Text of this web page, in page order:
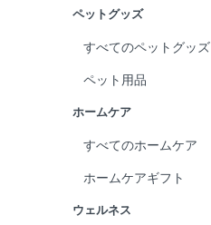
ペットグッズ
すべてのペットグッズ
ペット用品
ホームケア
すべてのホームケア
ホームケアギフト
ウェルネス